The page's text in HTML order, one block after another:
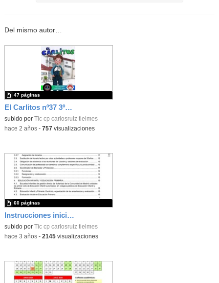
Del mismo autor…
El Carlitos nº37 3ºTrim 22-23
subido por Tic cp carlosruiz tielmes
47 páginas
-hace 2 años- 757visualizaciones
Instrucciones inicio de curso 2023/2024
subido por Tic cp carlosruiz tielmes
60 páginas
-hace 3 años- 2145visualizaciones